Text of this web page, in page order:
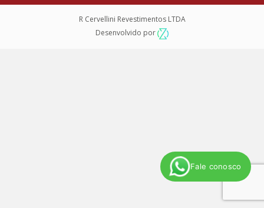
Fale conosco
R Cervellini Revestimentos LTDA
Desenvolvido por